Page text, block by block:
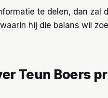
te delen, dan zal
hij die balans wil
Teun Boers